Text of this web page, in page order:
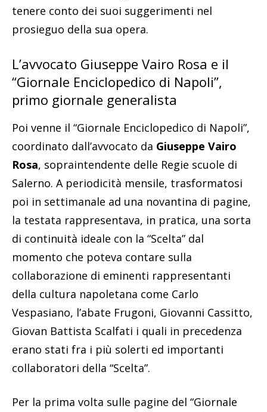
tenere conto dei suoi suggerimenti nel
prosieguo della sua opera.
L’avvocato Giuseppe Vairo Rosa e il
“Giornale Enciclopedico di Napoli”,
primo giornale generalista
Poi venne il “Giornale Enciclopedico di Napoli”,
coordinato dall’avvocato da Giuseppe Vairo
Rosa, sopraintendente delle Regie scuole di
Salerno. A periodicità mensile, trasformatosi
poi in settimanale ad una novantina di pagine,
la testata rappresentava, in pratica, una sorta
di continuità ideale con la “Scelta” dal
momento che poteva contare sulla
collaborazione di eminenti rappresentanti
della cultura napoletana come Carlo
Vespasiano, l’abate Frugoni, Giovanni Cassitto,
Giovan Battista Scalfati i quali in precedenza
erano stati fra i più solerti ed importanti
collaboratori della “Scelta”.
Per la prima volta sulle pagine del “Giornale